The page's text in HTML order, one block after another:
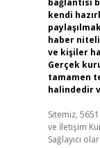
bağlantısı
kendi
haber
ve kişiler
Gerçek
tamamen
halindedir
Sitemiz,
ve İletişim
Sağlayıcı